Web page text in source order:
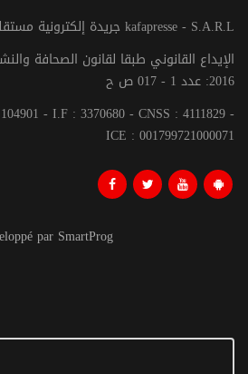
جريدة إلكترونية مستقلة تصدر عن الشركة kafapresse - S.A.R.L
2016: عدد 1 - 017 ص ح
- I.F : 3370680 - CNSS : 4111829 -
ICE : 001799721000071
par SmartProg